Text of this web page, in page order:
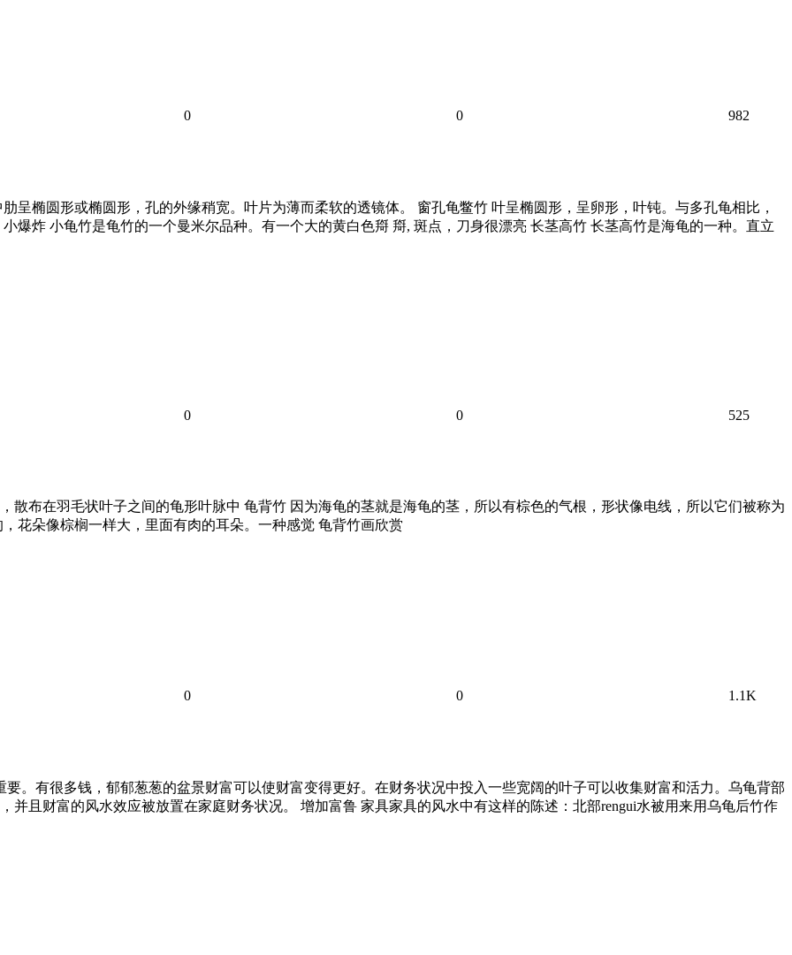
0 0 982
呈椭圆形或椭圆形，孔的外缘稍宽。叶片为薄而柔软的透镜体。 窗孔龟鳖竹 叶呈椭圆形，呈卵形，叶钝。与多孔龟相比，
爆炸 小龟竹是龟竹的一个曼米尔品种。有一个大的黄白色搿 搿, 斑点，刀身很漂亮 长茎高竹 长茎高竹是海龟的一种。直立
0 0 525
散布在羽毛状叶子之间的龟形叶脉中 龟背竹 因为海龟的茎就是海龟的茎，所以有棕色的气根，形状像电线，所以它们被称为
花朵像棕榈一样大，里面有肉的耳朵。一种感觉 龟背竹画欣赏
0 0 1.1K
。有很多钱，郁郁葱葱的盆景财富可以使财富变得更好。在财务状况中投入一些宽阔的叶子可以收集财富和活力。乌龟背部
并且财富的风水效应被放置在家庭财务状况。 增加富鲁 家具家具的风水中有这样的陈述：北部rengui水被用来用乌龟后竹作